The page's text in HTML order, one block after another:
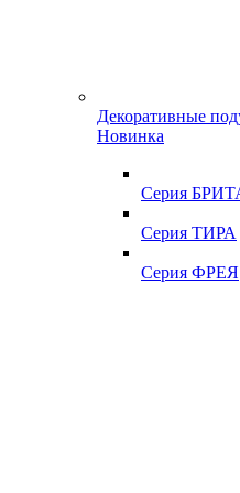
Декоративные
Новинка
Серия
Серия ТИРА
Серия ФРЕЯ